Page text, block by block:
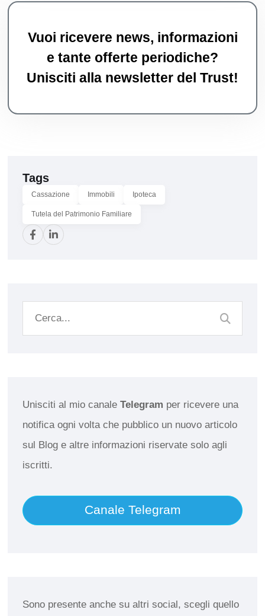
Vuoi ricevere news, informazioni
e tante offerte periodiche?
Unisciti alla newsletter del Trust!
Tags
Cassazione Immobili Ipoteca
Tutela del Patrimonio Familiare
Unisciti al mio canale Telegram per ricevere una
notifica ogni volta che pubblico un nuovo articolo
sul Blog e altre informazioni riservate solo agli
iscritti.
Canale Telegram
Sono presente anche su altri social, scegli quello